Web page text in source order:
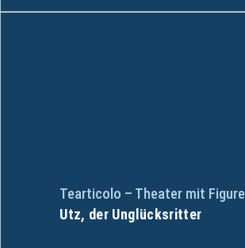
Tearticolo – Theater mit
Utz, der Unglücksritter